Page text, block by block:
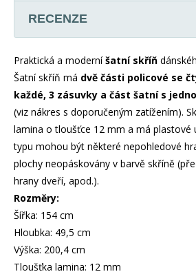
RECENZE
Praktická a moderníšatní skříň
Šatní skříň má dvě části policové se
každé, 3 zásuvky a část šatní s
(viz nákres s doporučeným zatížením).
lamina o tloušťce 12 mm a má plastové
typu mohou být některé nepohledové
plochy neopáskovány v barvě skříně
hrany dveří, apod.).
Rozměry:
Šířka: 154 cm
Hloubka: 49,5 cm
Výška: 200,4 cm
Tloušťka lamina: 12 mm